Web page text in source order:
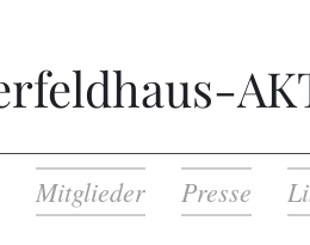
Mitglieder Presse